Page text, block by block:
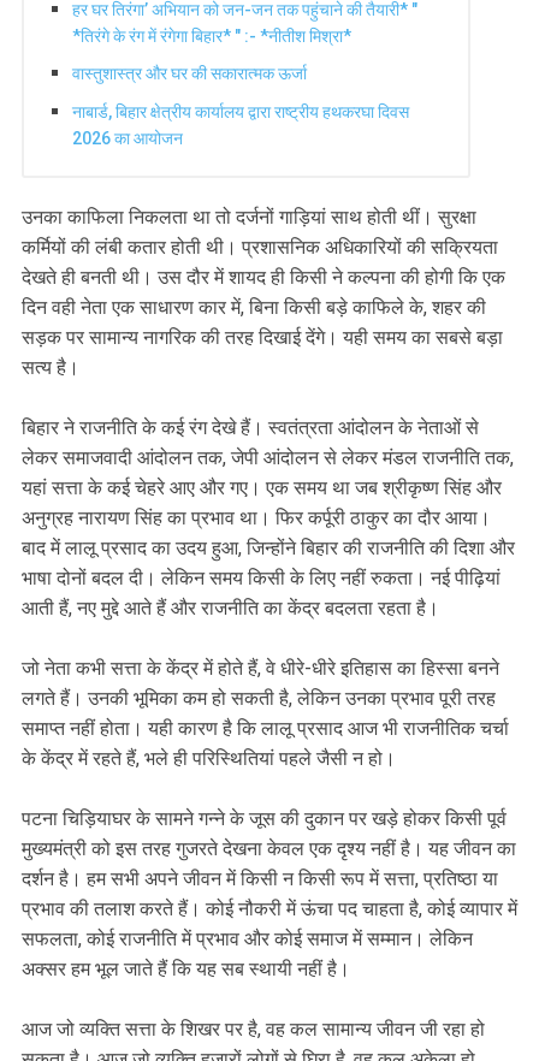
हर घर तिरंगा’ अभियान को जन-जन तक पहुंचाने की तैयारी* "
*तिरंगे के रंग में रंगेगा बिहार* " :- *नीतीश मिश्रा*
वास्तुशास्त्र और घर की सकारात्मक ऊर्जा
नाबार्ड, बिहार क्षेत्रीय कार्यालय द्वारा राष्ट्रीय हथकरघा दिवस
2026 का आयोजन
उनका काफिला निकलता था तो दर्जनों गाड़ियां साथ होती थीं। सुरक्षा
कर्मियों की लंबी कतार होती थी। प्रशासनिक अधिकारियों की सक्रियता
देखते ही बनती थी। उस दौर में शायद ही किसी ने कल्पना की होगी कि एक
दिन वही नेता एक साधारण कार में, बिना किसी बड़े काफिले के, शहर की
सड़क पर सामान्य नागरिक की तरह दिखाई देंगे। यही समय का सबसे बड़ा
सत्य है।
बिहार ने राजनीति के कई रंग देखे हैं। स्वतंत्रता आंदोलन के नेताओं से
लेकर समाजवादी आंदोलन तक, जेपी आंदोलन से लेकर मंडल राजनीति तक,
यहां सत्ता के कई चेहरे आए और गए। एक समय था जब श्रीकृष्ण सिंह और
अनुग्रह नारायण सिंह का प्रभाव था। फिर कर्पूरी ठाकुर का दौर आया।
बाद में लालू प्रसाद का उदय हुआ, जिन्होंने बिहार की राजनीति की दिशा और
भाषा दोनों बदल दी। लेकिन समय किसी के लिए नहीं रुकता। नई पीढ़ियां
आती हैं, नए मुद्दे आते हैं और राजनीति का केंद्र बदलता रहता है।
जो नेता कभी सत्ता के केंद्र में होते हैं, वे धीरे-धीरे इतिहास का हिस्सा बनने
लगते हैं। उनकी भूमिका कम हो सकती है, लेकिन उनका प्रभाव पूरी तरह
समाप्त नहीं होता। यही कारण है कि लालू प्रसाद आज भी राजनीतिक चर्चा
के केंद्र में रहते हैं, भले ही परिस्थितियां पहले जैसी न हो।
पटना चिड़ियाघर के सामने गन्ने के जूस की दुकान पर खड़े होकर किसी पूर्व
मुख्यमंत्री को इस तरह गुजरते देखना केवल एक दृश्य नहीं है। यह जीवन का
दर्शन है। हम सभी अपने जीवन में किसी न किसी रूप में सत्ता, प्रतिष्ठा या
प्रभाव की तलाश करते हैं। कोई नौकरी में ऊंचा पद चाहता है, कोई व्यापार में
सफलता, कोई राजनीति में प्रभाव और कोई समाज में सम्मान। लेकिन
अक्सर हम भूल जाते हैं कि यह सब स्थायी नहीं है।
आज जो व्यक्ति सत्ता के शिखर पर है, वह कल सामान्य जीवन जी रहा हो